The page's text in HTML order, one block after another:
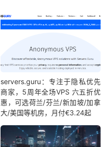
servers.guru：专注于隐私优先
商家，5周年全场VPS 六五折优
惠，可选荷兰/芬兰/新加坡/加拿
大/美国等机房，月付€3.24起